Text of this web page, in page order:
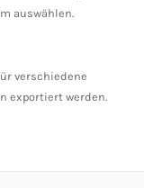
auswählen.
verschiedene
exportiert werden.